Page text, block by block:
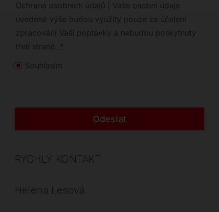
Ochrana osobních údajů | Vaše osobní údaje
uvedené výše budou využity pouze za účelem
zpracování Vaší poptávky a nebudou poskytnuty
třetí straně. *
Souhlasím
Odeslat
RYCHLÝ KONTAKT
Helena Lesová